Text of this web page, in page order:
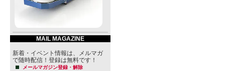
MAIL MAGAZINE
新着・イベント情報は、メルマガ
で随時配信！登録は無料です！
メールマガジン登録・解除